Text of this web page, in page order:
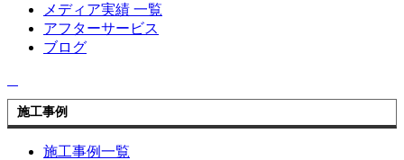
メディア実績 一覧
アフターサービス
ブログ
施工事例
施工事例一覧